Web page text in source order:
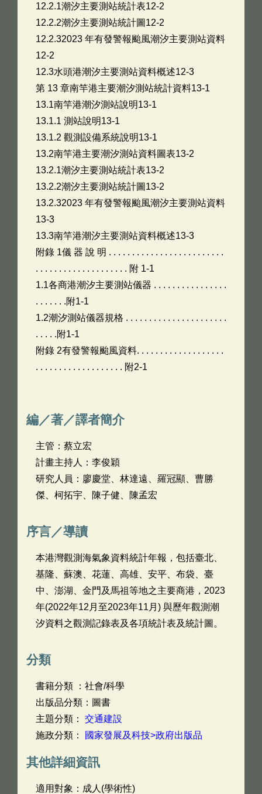
12.2.1潮汐主要測站統計表12-2
12.2.2潮汐主要測站統計圖12-2
12.2.32023 年有發警報颱風潮汐主要測站資料
12-2
12.3水頭港潮汐主要測站資料概述12-3
第 13 章南竿港主要潮汐測站統計資料13-1
13.1南竿港潮汐測站說明13-1
13.1.1 測站說明13-1
13.1.2 觀測設備系統說明13-1
13.2南竿港主要潮汐測站資料圖表13-2
13.2.1潮汐主要測站統計表13-2
13.2.2潮汐主要測站統計圖13-2
13.2.32023 年有發警報颱風潮汐主要測站資料
13-3
13.3南竿港潮汐主要測站資料概述13-3
附錄 1儀 器 說 明 . . . . . . . . . . . . . . . . . . . . . . . . .
. . . . . . . . . . . . . . . . . . . . 附 1-1
1.1各商港潮汐主要測站儀器 . . . . . . . . . . . . . . . .
. . . . . . .附1-1
1.2潮汐測站儀器規格 . . . . . . . . . . . . . . . . . . . . . .
. . . . .附1-1
附錄 2有發警報颱風資料. . . . . . . . . . . . . . . . . . .
. . . . . . . . . . . . . . . . . . . 附2-1
編／著／譯者簡介
主管：蔡立宏
計畫主持人：李俊穎
研究人員：廖慶堂、林達遠、羅冠顯、曹勝
傑、柯拓宇、陳子健、陳孟宏
序言／導讀
本港灣觀測海氣象資料統計年報，包括臺北、
基隆、蘇澳、花蓮、高雄、安平、布袋、臺
中、澎湖、金門及馬祖等地之主要商港，2023
年(2022年12月至2023年11月) 與歷年觀測潮
汐資料之觀測記錄表及各項統計表及統計圖。
分類
書籍分類 ：社會/科學
出版品分類：圖書
主題分類： 交通建設
施政分類：
國家發展及科技>政府出版品
其他詳細資訊
適用對象：成人(學術性)